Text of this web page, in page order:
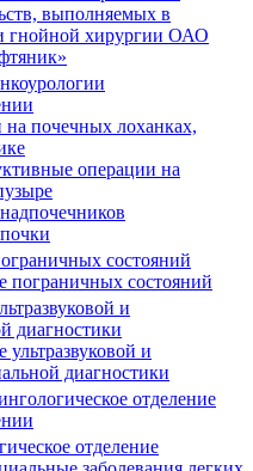
выполняемых в
гнойной хирургии ОАО
почечных лоханках,
операции на
состояний
пограничных состояний
и
диагностики
ультразвуковой и
диагностики
отделение
отделение